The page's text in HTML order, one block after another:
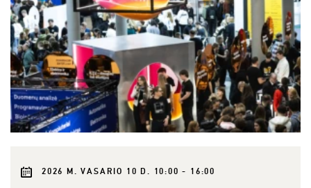
2026 M. VASARIO 10 D. 10:00 - 16:00